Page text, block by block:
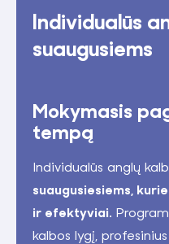
Individualūs
suaugusiems
Mokymasis
tempą
Individualūs anglų
suaugusiesiems,
ir efektyviai.
kalbos lygį,